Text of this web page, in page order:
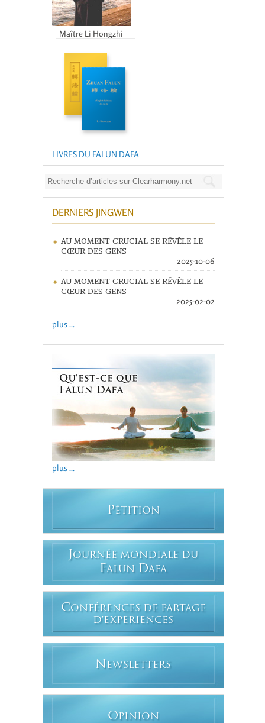
Maître Li Hongzhi
LIVRES DU FALUN DAFA
DERNIERS JINGWEN
AU MOMENT CRUCIAL SE RÉVÈLE LE
CŒUR DES GENS
2025-10-06
AU MOMENT CRUCIAL SE RÉVÈLE LE
CŒUR DES GENS
2025-02-02
plus ...
plus ...
PÉTITION
JOURNÉE MONDIALE DU
FALUN DAFA
CONFÉRENCES DE PARTAGE
D'EXPERIENCES
N EWSLETTERS
OPINION